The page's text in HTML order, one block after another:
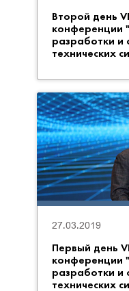
Второй день
конференции
разработки и
технических
Первый день
конференции
разработки и
технических
27.03.2019